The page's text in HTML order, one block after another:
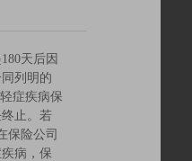
天后因
列明的
症疾病保
止。若
保险公司
病，保